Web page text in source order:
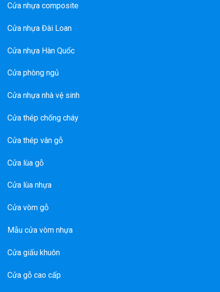
Cửa nhựa composite
Cửa nhựa Đài Loan
Cửa nhựa Hàn Quốc
Cửa phòng ngủ
Cửa nhựa nhà vệ sinh
Cửa thép chống cháy
Cửa thép vân gỗ
Cửa lùa gỗ
Cửa lùa nhựa
Cửa vòm gỗ
Mẫu cửa vòm nhựa
Cửa giấu khuôn
Cửa gỗ cao cấp